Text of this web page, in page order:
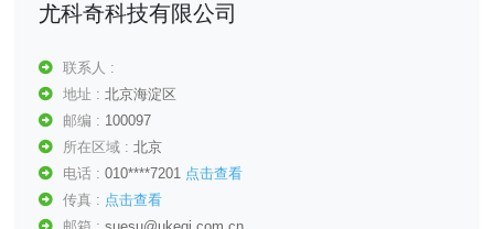
尤科奇科技有限公司
联系人 :
地址 : 北京海淀区
邮编 : 100097
所在区域 : 北京
电话 : 010****7201 点击查看
传真 : 点击查看